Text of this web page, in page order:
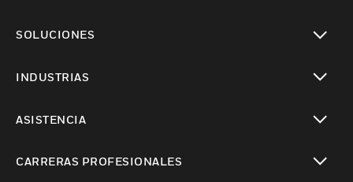
SOLUCIONES
INDUSTRIAS
ASISTENCIA
CARRERAS PROFESIONALES